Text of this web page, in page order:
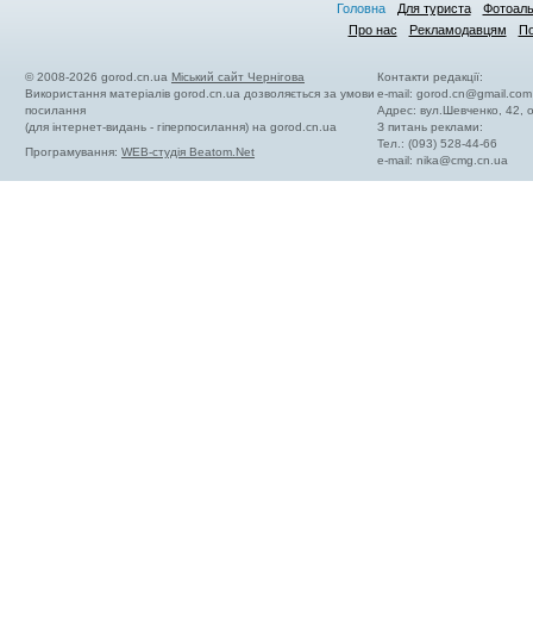
Головна Для туриста
Про нас
Рекламодавцям
© 2008-2026 gorod.cn.ua Міський сайт Чернігова
Використання матеріалів gorod.cn.ua дозволяється за умови
посилання
(для інтернет-видань - гіперпосилання) на gorod.cn.ua
Програмування: WEB-студія Beatom.Net
Контакти редакції:
e-mail:gorod.cn@gmail.com
Адрес: вул.Шевченко, 42,
З питань реклами:
Тел.: (093) 528-44-66
e-mail:nika@cmg.cn.ua